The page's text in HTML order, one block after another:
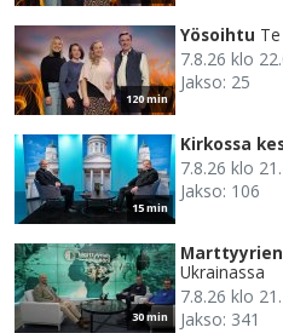
120 min
Yösoihtu
7.8.26 klo
Jakso: 25
15 min
Kirkossa
7.8.26 klo
Jakso: 106
30 min
Ukrainassa
7.8.26 klo
Jakso: 341